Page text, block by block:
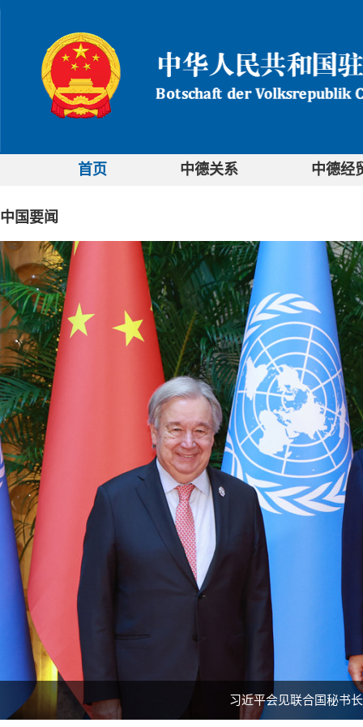
首页 中德关系 中德经
中国要闻
习近平会见联合国秘书